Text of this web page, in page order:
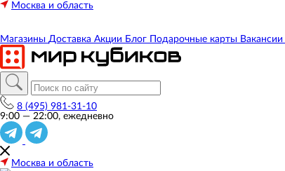
Москва и область
Магазины Доставка Акции Блог Подарочные карты Вакансии
8 (495) 981-31-10
9:00 — 22:00, ежедневно
Москва и область